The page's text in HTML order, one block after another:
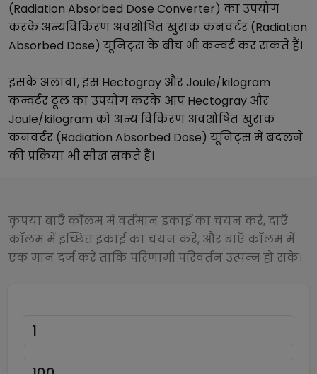
(Radiation Absorbed Dose Converter) का उपयोग
करके अन्यविकिरण अवशोषित खुराक कनवर्टर (Radiation
Absorbed Dose) यूनिट्स के बीच भी कन्वर्ट कर सकते हैं।
इसके अलावा, इस Hectogray औरJoule/kilogram
कन्वर्टर टूल का उपयोग करके आप Hectogray और
Joule/kilogram को अन्यविकिरण अवशोषित खुराक
कनवर्टर (Radiation Absorbed Dose) यूनिट्स में बदलने
की प्रक्रिया भी सीख सकते हैं।
कृपया बाएँ कॉलम में वर्तमान इकाई का चयन करें, दाएँ
कॉलम में इच्छित इकाई का चयन करें, और बाएँ कॉलम में
एक मान दर्ज करें ताकि परिणामी परिवर्तन उत्पन्न हो सके।